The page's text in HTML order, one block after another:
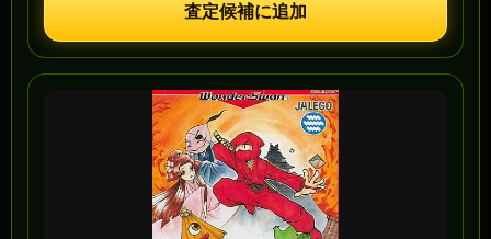
査定候補に追加